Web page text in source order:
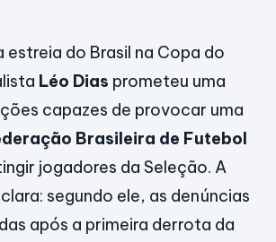
estreia do Brasil na Copa do
Léo Dias prometeu uma
capazes de provocar uma
Brasileira de Futebol
jogadores da Seleção. A
segundo ele, as denúncias
após a primeira derrota da